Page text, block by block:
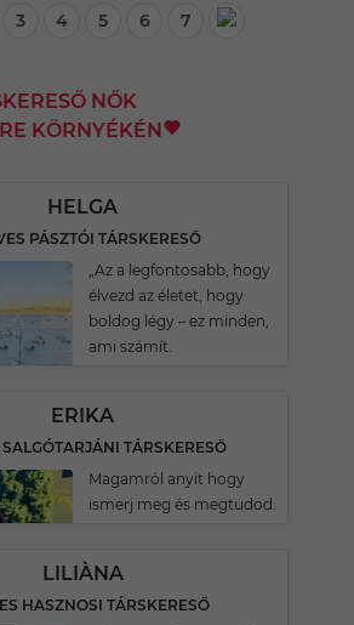
3 4 5 6 7
NŐK
KÖRNYÉKÉN
HELGA
PÁSZTÓI TÁRSKERESŐ
„Az a legfontosabb, hogy
élvezd az életet, hogy
boldog légy – ez minden,
ami számít.
ERIKA
TÁRSKERESŐ
Magamról anyit hogy
ismerj meg és megtudod.
LILIÀNA
HASZNOSI TÁRSKERESŐ